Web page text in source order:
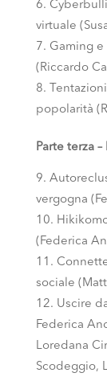
virtuale
Gaming e
(Riccardo
popolarità
Parte terza
vergogna
(Federica
sociale
Uscire
Federica
Loredana
Scodeggio,